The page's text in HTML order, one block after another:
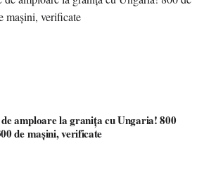
amploare la granița cu Ungaria! 800
de mașini, verificate